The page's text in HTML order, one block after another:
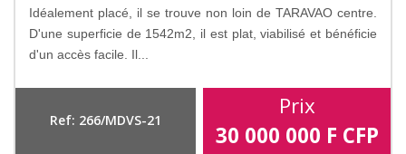
Idéalement placé, il se trouve non loin de TARAVAO centre.
D'une superficie de 1542m2, il est plat, viabilisé et bénéficie
d'un accès facile. Il...
Ref: 266/MDVS-21
Prix
30 000 000 F CFP